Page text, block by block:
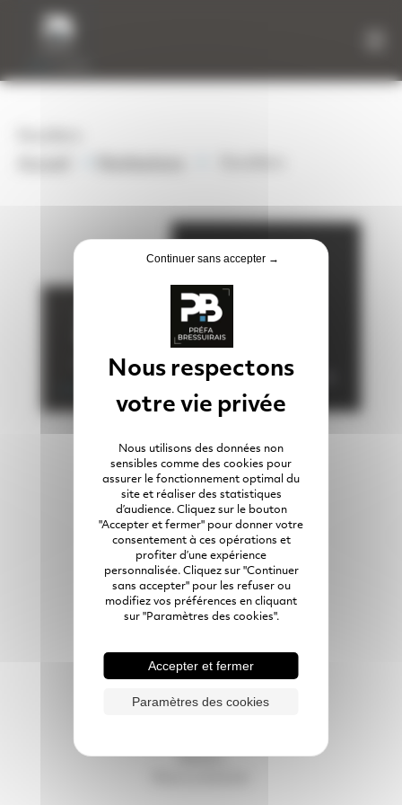
Membres du groupe
SAS PRÉFA BRESSUIRAIS
05 49 65 86 49
7 All. de la Maltière
79300 Bressuire
Préfabrication béton
Réalisations en lumière
Ateliers
Panneau de gestion des cookies
Nous utilisons des données non
sensibles comme des cookies pour
assurer le fonctionnement optimal du
site et réaliser des statistiques
d’audience. Cliquez sur le bouton
"Accepter et fermer" pour donner votre
consentement à ces opérations et
profiter d’une expérience
personnalisée. Cliquez sur "Continuer
sans accepter" pour les refuser ou
modifiez vos préférences en cliquant
sur "Paramètres des cookies".
Accepter et fermer
Continuer sans accepter →
Paramètres des cookies